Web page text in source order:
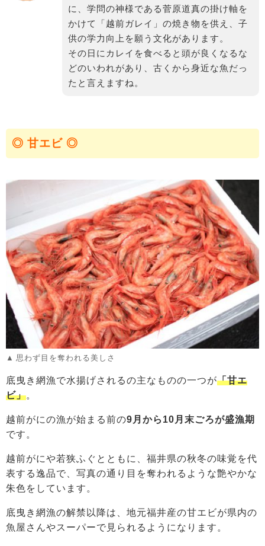
に、学問の神様である菅原道真の掛け軸を
かけて「越前ガレイ」の焼き物を供え、子
供の学力向上を願う文化があります。
その日にカレイを食べると頭が良くなるな
どのいわれがあり、古くから身近な魚だっ
たと言えますね。
◎ 甘エビ ◎
思わず目を奪われる美しさ
底曳き網漁で水揚げされるの主なものの一つが「甘エ
ビ」。
越前がにの漁が始まる前の9月から10月末ごろが盛漁期
です。
越前がにや若狭ふぐとともに、福井県の秋冬の味覚を代
表する逸品で、写真の通り目を奪われるような艶やかな
朱色をしています。
底曳き網漁の解禁以降は、地元福井産の甘エビが県内の
魚屋さんやスーパーで見られるようになります。